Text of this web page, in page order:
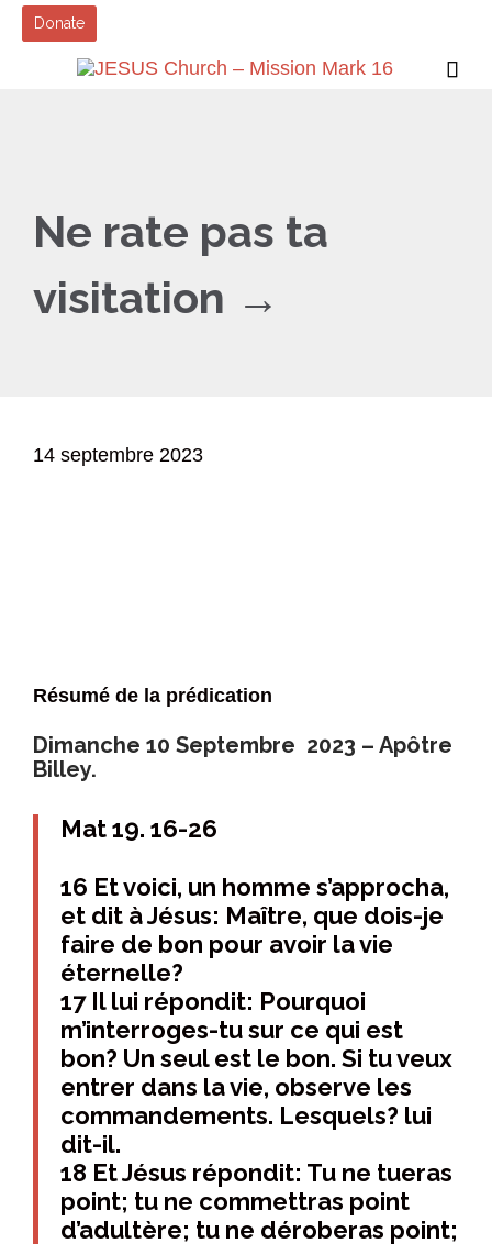
Donate

Ne rate pas ta
visitation →
14 septembre 2023
Résumé de la prédication
Dimanche 10 Septembre 2023 – Apôtre
Billey.
Mat 19. 16-26
16 Et voici, un homme s’approcha,
et dit à Jésus: Maître, que dois-je
faire de bon pour avoir la vie
éternelle?
17 Il lui répondit: Pourquoi
m’interroges-tu sur ce qui est
bon? Un seul est le bon. Si tu veux
entrer dans la vie, observe les
commandements. Lesquels? lui
dit-il.
18 Et Jésus répondit: Tu ne tueras
point; tu ne commettras point
d’adultère; tu ne déroberas point;